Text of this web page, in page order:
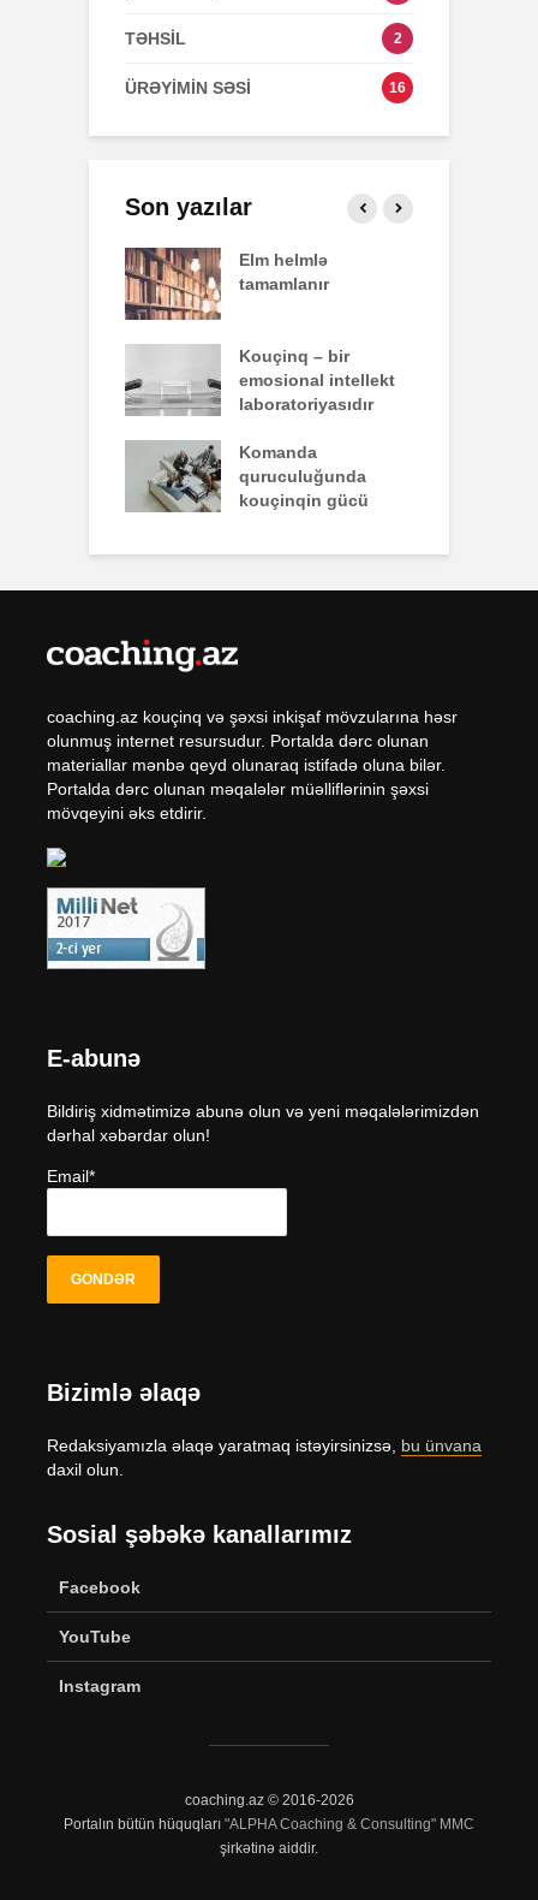
TƏHSİL 2
ÜRƏYİMİN SƏSİ 16
Son yazılar
Elm helmlə
tamamlanır
Kouçinq – bir
emosional intellekt
laboratoriyasıdır
Komanda
quruculuğunda
kouçinqin gücü
coaching.az kouçinq və şəxsi inkişaf mövzularına həsr
olunmuş internet resursudur. Portalda dərc olunan
materiallar mənbə qeyd olunaraq istifadə oluna bilər.
Portalda dərc olunan məqalələr müəlliflərinin şəxsi
mövqeyini əks etdirir.
E-abunə
Bildiriş xidmətimizə abunə olun və yeni məqalələrimizdən
dərhal xəbərdar olun!
Email*
Bizimlə əlaqə
Redaksiyamızla əlaqə yaratmaq istəyirsinizsə, bu ünvana
daxil olun.
Sosial şəbəkə kanallarımız
Facebook
YouTube
Instagram
coaching.az © 2016-2026
Portalın bütün hüquqları "ALPHA Coaching & Consulting" MMC
şirkətinə aiddir.